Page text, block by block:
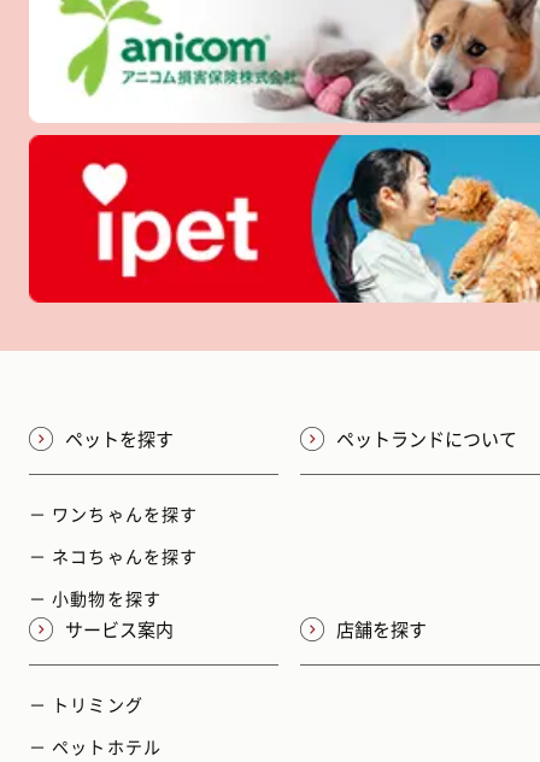
ペットを探す
－ ワンちゃんを探す
－ ネコちゃんを探す
－ 小動物を探す
ペットランドについて
サービス案内
－ トリミング
－ ペットホテル
店舗を探す